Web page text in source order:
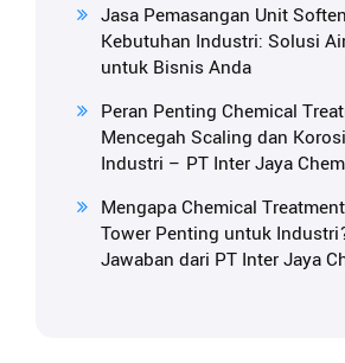
Jasa Pemasangan Unit
Kebutuhan Industri: Solusi
untuk Bisnis Anda
Peran Penting Chemical
Mencegah Scaling dan
Industri – PT Inter Jaya
Mengapa Chemical
Tower Penting untuk
Jawaban dari PT Inter Jaya